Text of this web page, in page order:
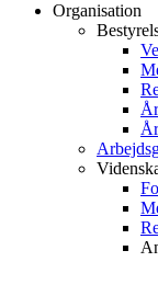
Organisation